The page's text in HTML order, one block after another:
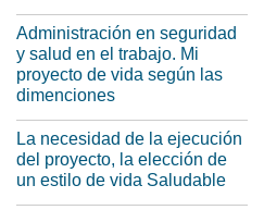
Administración en seguridad
y salud en el trabajo. Mi
proyecto de vida según las
dimenciones
La necesidad de la ejecución
del proyecto, la elección de
un estilo de vida Saludable